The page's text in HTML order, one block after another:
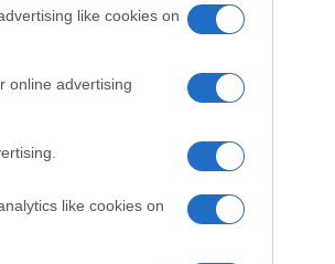
like cookies on
online advertising
like cookies on
e
gli individui
umana,